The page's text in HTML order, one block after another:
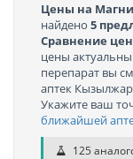
Цены на
найдено 5
Сравнение цен
цены
перепарат вы
аптек
Укажите ваш
ближайшей
125